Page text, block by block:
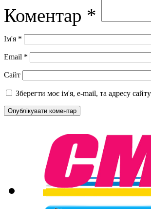
Коментар *
Ім'я *
Email *
Сайт
Зберегти моє ім'я, e-mail, та адресу